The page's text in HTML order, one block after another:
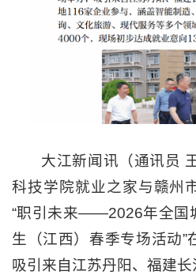
大江新闻讯（通讯员
科技学院就业之家与赣州
“职引未来——2026年全国
生（江西）春季专场活动”
吸引来自江苏丹阳、福建